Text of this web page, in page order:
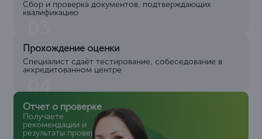
Сбор и проверка документов, подтверждающих
квалификацию
Прохождение оценки
Специалист сдаёт тестирование, собеседование в
аккредитованном центре
04
Отчет о проверке
Получаете
рекомендации и
результаты проверки